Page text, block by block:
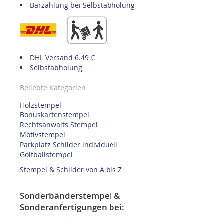
Barzahlung bei Selbstabholung
DHL Versand 6.49 €
Selbstabholung
Beliebte Kategorien
Holzstempel
Bonuskartenstempel
Rechtsanwalts Stempel
Motivstempel
Parkplatz Schilder individuell
Golfballstempel
Stempel & Schilder von A bis Z
Sonderbänderstempel &
Sonderanfertigungen bei: